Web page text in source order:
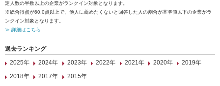
定人数の半数以上の企業がランクイン対象となります。
※総合得点が60.0点以上で、他人に薦めたくないと回答した人の割合が基準値以下の企業がラ
ンクイン対象となります。
≫ 詳細はこちら
過去ランキング
2025年
2024年 2023年 2022年 2021年 2020年
2019年
2018年
2017年 2015年